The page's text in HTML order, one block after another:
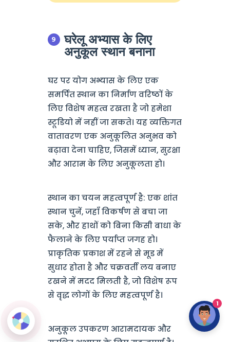
घरेलू अभ्यास के लिए
अनुकूल स्थान बनाना
घर पर योग अभ्यास के लिए एक
समर्पित स्थान का निर्माण वरिष्ठों के
लिए विशेष महत्व रखता है जो हमेशा
स्टूडियो में नहीं जा सकते। यह व्यक्तिगत
वातावरण एक अनुकूलित अनुभव को
बढ़ावा देना चाहिए, जिसमें ध्यान, सुरक्षा
और आराम के लिए अनुकूलता हो।
स्थान का चयन महत्वपूर्ण है: एक शांत
स्थान चुनें, जहाँ विकर्षण से बचा जा
सके, और हाथों को बिना किसी बाधा के
फैलाने के लिए पर्याप्त जगह हो।
प्राकृतिक प्रकाश में रहने से मूड में
सुधार होता है और चक्रवर्ती लय बनाए
रखने में मदद मिलती है, जो विशेष रूप
से वृद्ध लोगों के लिए महत्वपूर्ण है।
अनुकूल उपकरण आरामदायक और
1